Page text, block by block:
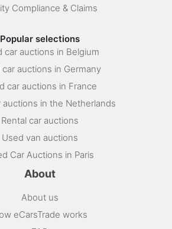
Compliance & Claims
Popular selections
car auctions in Belgium
car auctions in Germany
car auctions in France
auctions in the Netherlands
Rental car auctions
Used van auctions
Car Auctions in Paris
About
About us
eCarsTrade works